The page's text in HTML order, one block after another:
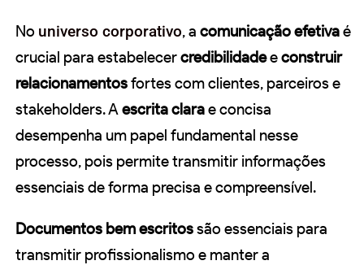
No universo corporativo, a comunicação efetivaé
crucial para estabelecercredibilidadeeconstruir
relacionamentosfortes com clientes, parceiros e
stakeholders. Aescrita clarae concisa
desempenha um papel fundamental nesse
processo, pois permite transmitir informações
essenciais de forma precisa e compreensível.
Documentos bem escritossão essenciais para
transmitir profissionalismo e manter a